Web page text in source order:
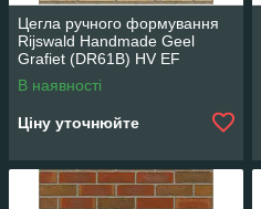
Цегла ручного формування
Rijswald Handmade Geel
Grafiet (DR61B) HV EF
215x100x65
В наявності
Ціну уточнюйте